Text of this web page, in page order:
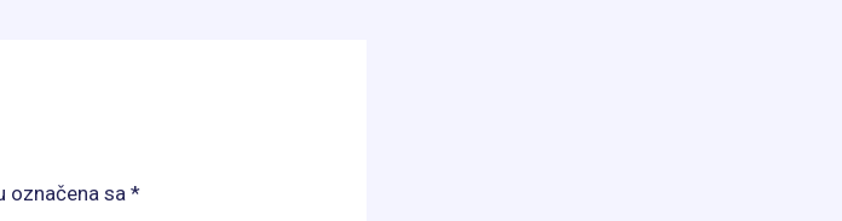
označena sa *